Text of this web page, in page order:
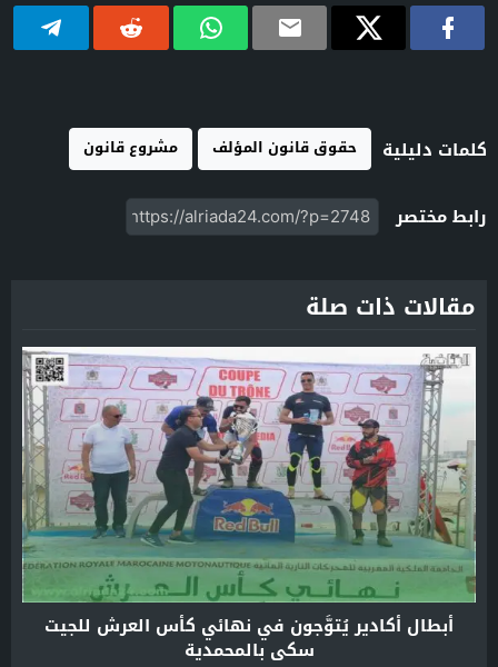
كلمات دليلية حقوق قانون المؤلف مشروع قانون
رابط مختصر
مقالات ذات صلة
أبطال أكادير يُتوَّجون في نهائي كأس العرش للجيت
سكي بالمحمدية